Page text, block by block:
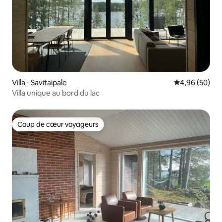
Villa ⋅ Savitaipale Évaluation
4,96 (50)
Villa unique au bord du lac
Coup de cœur voyageurs
Coup de cœur voyageurs